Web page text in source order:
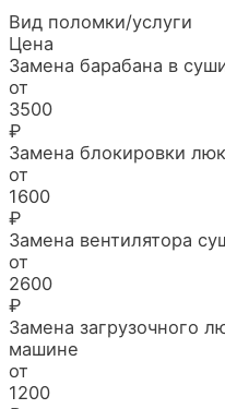
Вид поломки/услуги
Цена
Замена барабана в
от
3500
₽
Замена блокировки
от
1600
₽
Замена вентилятора
от
2600
₽
Замена загрузочного
машине
от
1200